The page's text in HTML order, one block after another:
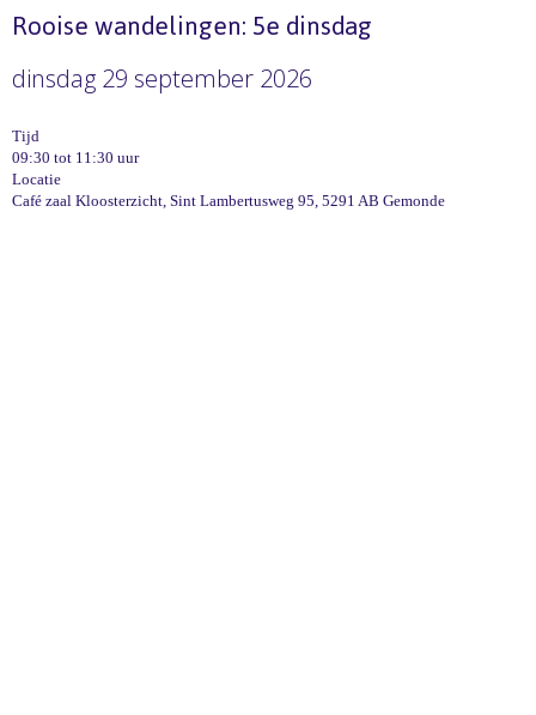
Rooise wandelingen: 5e dinsdag
dinsdag 29 september 2026
Tijd
09:30 tot 11:30 uur
Locatie
Café zaal Kloosterzicht, Sint Lambertusweg 95, 5291 AB Gemonde